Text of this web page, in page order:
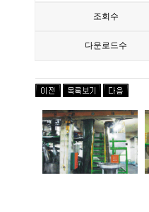
조회수
다운로드수